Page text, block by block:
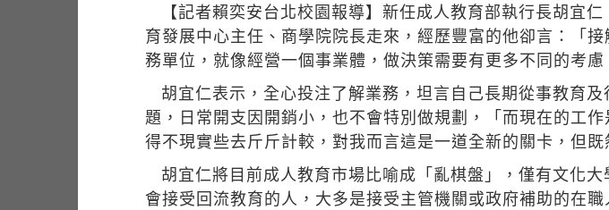
【記者賴奕安台北校園報導】新任成人教育部執行長胡宜
育發展中心主任、商學院院長走來，經歷豐富的他卻言：「
務單位，就像經營一個事業體，做決策需要有更多不同的考慮
胡宜仁表示，全心投注了解業務，坦言自己長期從事教育
題，日常開支因開銷小，也不會特別做規劃，「而現在的工
得不現實些去斤斤計較，對我而言這是一道全新的關卡，但
胡宜仁將目前成人教育市場比喻成「亂棋盤」，僅有文化
會接受回流教育的人，大多是接受主管機關或政府補助的在